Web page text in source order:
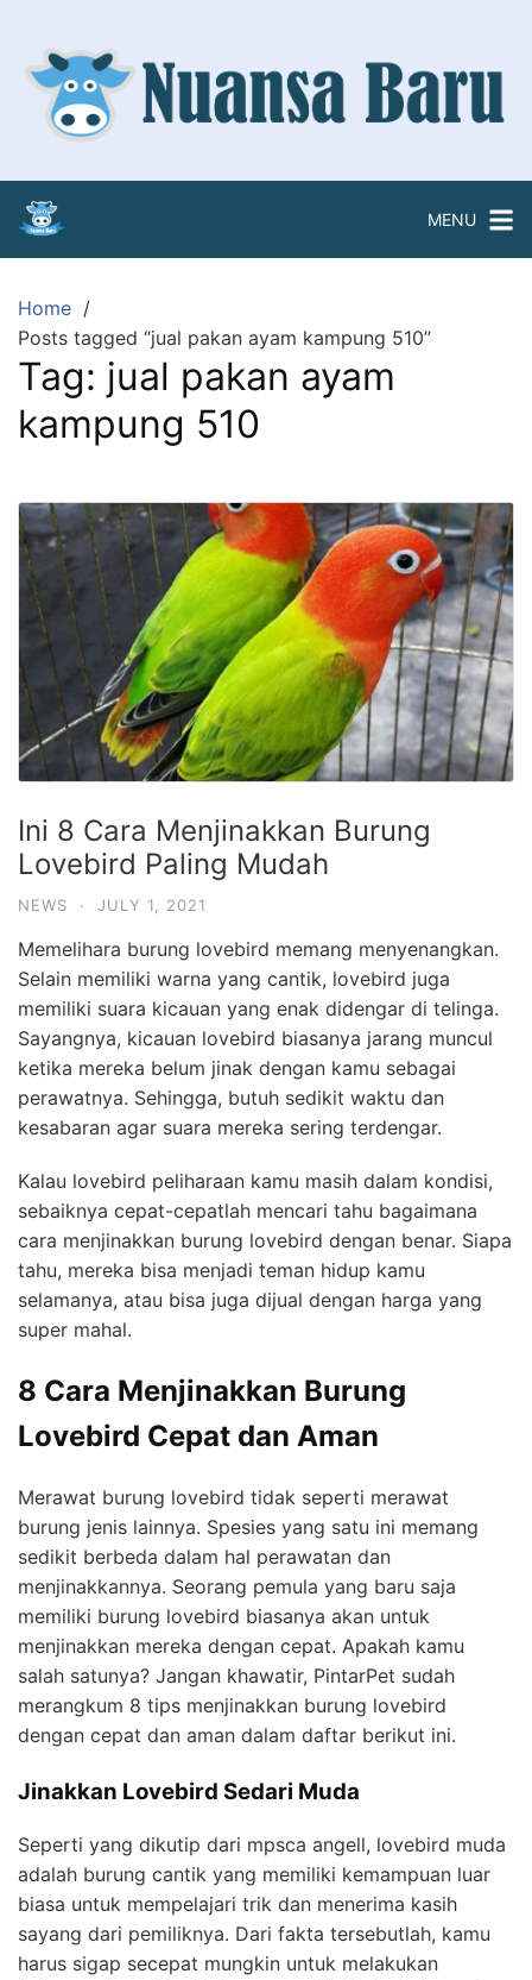
content
MENU
Home
Posts tagged “jual pakan ayam kampung 510”
Tag: jual pakan ayam
kampung 510
Ini 8 Cara Menjinakkan Burung
Lovebird Paling Mudah
NEWS · JULY 1, 2021
Memelihara burung lovebird memang menyenangkan.
Selain memiliki warna yang cantik, lovebird juga
memiliki suara kicauan yang enak didengar di telinga.
Sayangnya, kicauan lovebird biasanya jarang muncul
ketika mereka belum jinak dengan kamu sebagai
perawatnya. Sehingga, butuh sedikit waktu dan
kesabaran agar suara mereka sering terdengar.
Kalau lovebird peliharaan kamu masih dalam kondisi,
sebaiknya cepat-cepatlah mencari tahu bagaimana
cara menjinakkan burung lovebird dengan benar. Siapa
tahu, mereka bisa menjadi teman hidup kamu
selamanya, atau bisa juga dijual dengan harga yang
super mahal.
8 Cara Menjinakkan Burung
Lovebird Cepat dan Aman
Merawat burung lovebird tidak seperti merawat
burung jenis lainnya. Spesies yang satu ini memang
sedikit berbeda dalam hal perawatan dan
menjinakkannya. Seorang pemula yang baru saja
memiliki burung lovebird biasanya akan untuk
menjinakkan mereka dengan cepat. Apakah kamu
salah satunya? Jangan khawatir, PintarPet sudah
merangkum 8 tips menjinakkan burung lovebird
dengan cepat dan aman dalam daftar berikut ini.
Jinakkan Lovebird Sedari Muda
Seperti yang dikutip dari mpsca angell, lovebird muda
adalah burung cantik yang memiliki kemampuan luar
biasa untuk mempelajari trik dan menerima kasih
sayang dari pemiliknya. Dari fakta tersebutlah, kamu
harus sigap secepat mungkin untuk melakukan